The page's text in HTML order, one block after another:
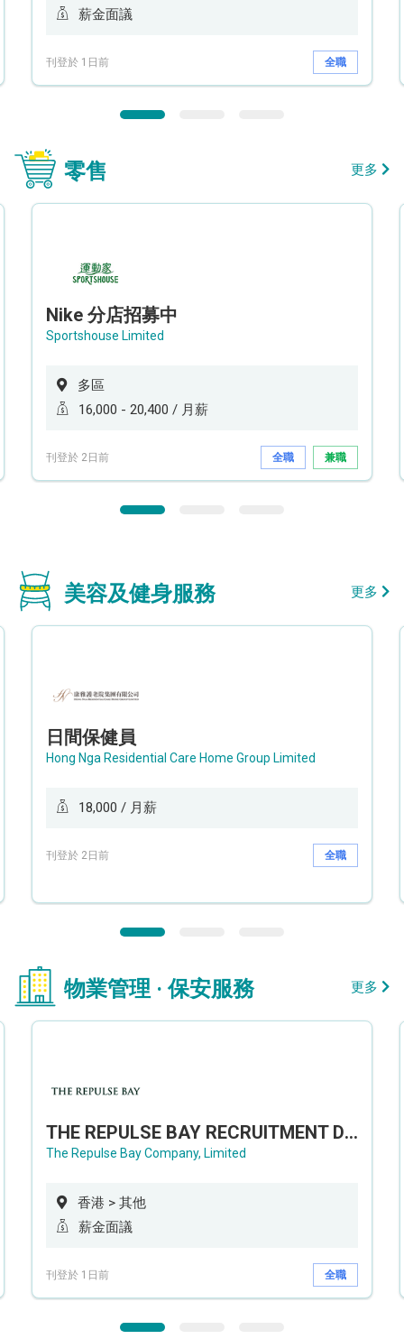
薪金面議
刊登於 1日前 全職
零售 更多
Nike 分店招募中
Sportshouse Limited
多區
16,000 - 20,400 / 月薪
刊登於 2日前 全職 兼職
美容及健身服務 更多
日間保健員
Hong Nga Residential Care Home Group Limited
18,000 / 月薪
刊登於 2日前 全職
物業管理 · 保安服務 更多
THE REPULSE BAY RECRUITMENT DAY 淺水灣影灣園人才招聘會
The Repulse Bay Company, Limited
香港 > 其他
薪金面議
刊登於 1日前 全職